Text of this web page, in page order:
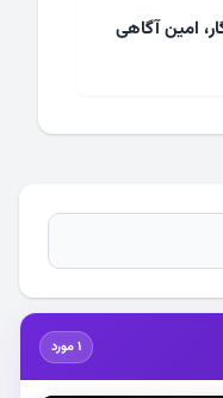
امین آگاهی
1 مورد